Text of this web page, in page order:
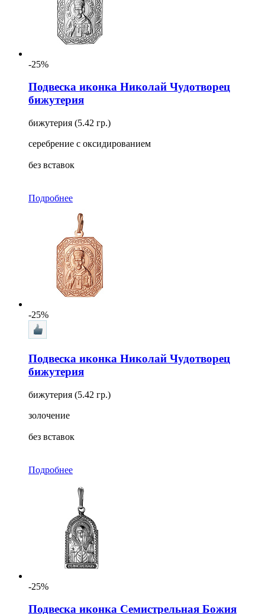
-25%
Подвеска иконка Николай Чудотворец
бижутерия
бижутерия (5.42 гр.)
серебрение с оксидированием
без вставок
Подробнее
-25%
Подвеска иконка Николай Чудотворец
бижутерия
бижутерия (5.42 гр.)
золочение
без вставок
Подробнее
-25%
Подвеска иконка Семистрельная Божия